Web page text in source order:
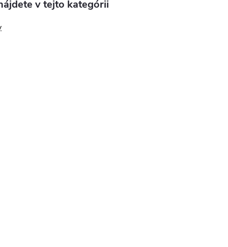
v tejto kategórii